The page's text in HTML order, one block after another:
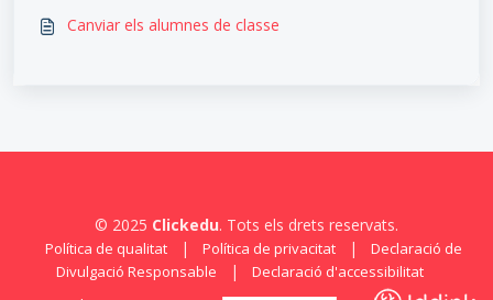
Canviar els alumnes de classe
© 2025 Clickedu. Tots els drets reservats.
Política de qualitat | Política de privacitat |
Declaració de
Divulgació Responsable
| Declaració d'accessibilitat